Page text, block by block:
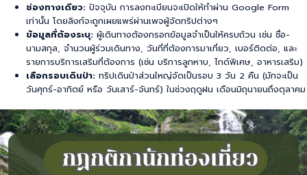
ช่องทางเดียว: ปัจจุบัน การลงทะเบียนจะเปิดให้ทำผ่าน Google Form
เท่านั้น โดยลิงก์จะถูกเผยแพร่ผ่านเพจผู้จัดทริปต่างๆ
ข้อมูลที่ต้องระบุ: ผู้เดินทางต้องกรอกข้อมูลจำเป็นให้ครบถ้วน เช่น ชื่อ-
นามสกุล, จำนวนผู้ร่วมเดินทาง, วันที่ที่ต้องการมาเที่ยว, เบอร์ติดต่อ, และ
รายการบริการเสริมที่ต้องการ (เช่น บริการลูกหาบ, ไกด์พิเศษ, อาหารเสริม)
เลือกรอบเดินป่า: ทริปเดินป่าส่วนใหญ่จัดเป็นรอบ 3 วัน 2 คืน (มักจะเป็น
วันศุกร์-อาทิตย์ หรือ วันเสาร์-จันทร์) ในช่วงฤดูฝน เดือนมิถุนายนถึงตุลาคม